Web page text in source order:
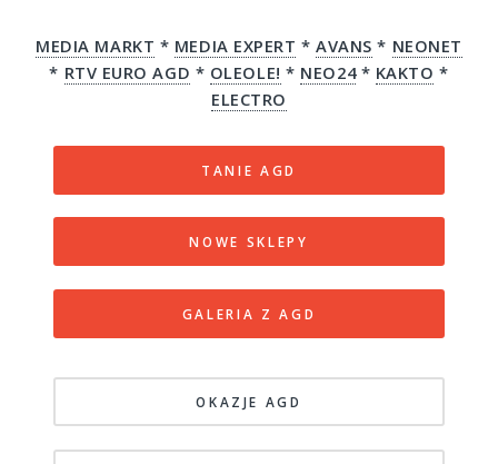
MEDIA MARKT * MEDIA EXPERT *AVANS * NEONET
* RTV EURO AGD * OLEOLE! * NEO24* KAKTO *
ELECTRO
TANIE AGD
NOWE SKLEPY
GALERIA Z AGD
OKAZJE AGD